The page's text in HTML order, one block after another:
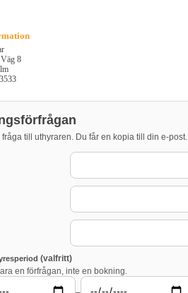
8
till uthyraren. Du får en kopia till din e-post.
(valfritt)
en förfrågan, inte en bokning.